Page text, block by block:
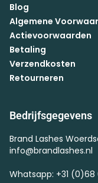
Blog
Algemene
Actievoorwaarden
Betaling
Verzendkosten
Retourneren
Bedrijfsgegevens
Brand Lashes
info@brandlashes.nl
Whatsapp: +31 (0)68